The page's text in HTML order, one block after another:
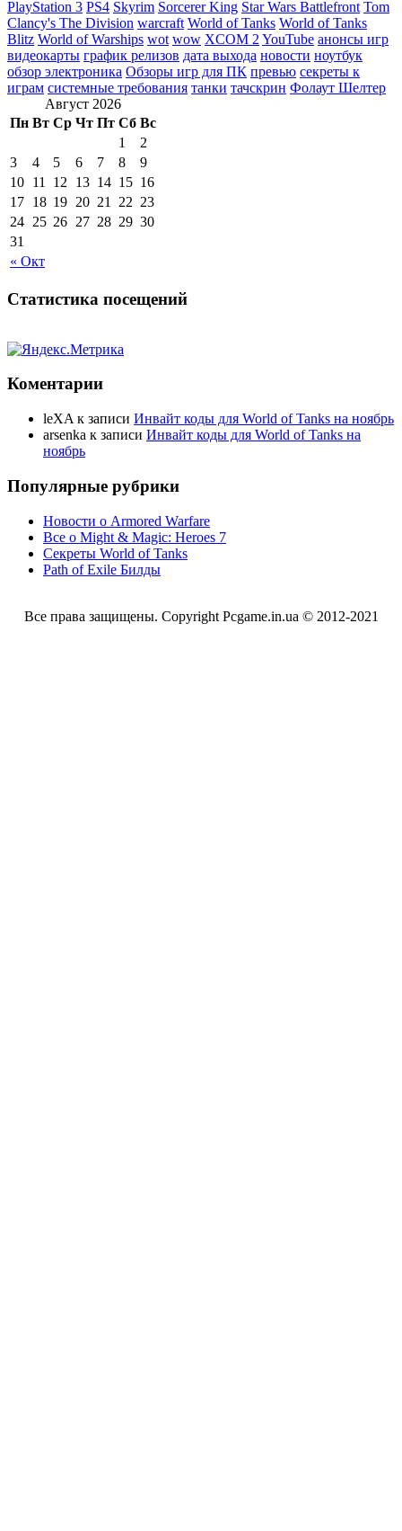
PlayStation 3 PS4 Skyrim Sorcerer King Star Wars Battlefront Tom
Clancy's The Division warcraft World of Tanks World of Tanks
Blitz World of Warships wot wow XCOM 2 YouTube анонсы игр
видеокарты график релизов дата выхода новости ноутбук
обзор электроника Обзоры игр для ПК превью секреты к
играм системные требования танки тачскрин Фолаут Шелтер
Август 2026
Пн Вт Ср Чт Пт Сб Вс
« Окт
1
2
3
4 5 6 7 8
9
10 11 12 13 14 15 16
17 18 19 20 21 22 23
24 25 26 27 28 29 30
31
Статистика посещений
Коментарии
leXA к записи Инвайт коды для World of Tanks на ноябрь
arsenka к записи Инвайт коды для World of Tanks на
ноябрь
Популярные рубрики
Новости о Armored Warfare
Все о Might & Magic: Heroes 7
Секреты World of Tanks
Path of Exile Билды
Все права защищены. Copyright Pcgame.in.ua © 2012-2021